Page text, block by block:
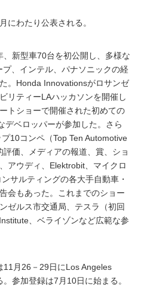
にわたり公表される。
新型車70台を初公開し、多様な
、インテル、パナソニックの経
。Honda Innovationsがロサンゼ
リティーLAハッカソンを開催し
トショーで開催された初めての
デベロッパーが参加した。さら
10コンペ（Top Ten Automotive
価、メディアの報道、賞、ショ
アウディ、Elektrobit、マイクロ
サルティングの各大手自動車・
会もあった。これまでのショー
ゼルス市交通局、テスラ（初回
、ベライゾンなど広範な参
月26－29日にLos Angeles
参加登録は7月10日に始まる。